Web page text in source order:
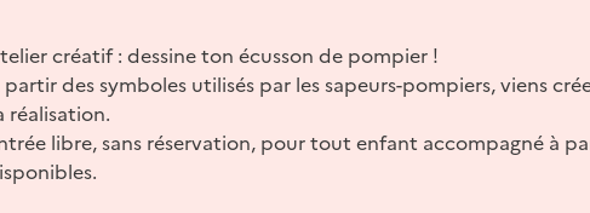
créatif : dessine ton écusson de pompier !
des symboles utilisés par les sapeurs-pompiers, viens
réalisation.
libre, sans réservation, pour tout enfant accompagné à